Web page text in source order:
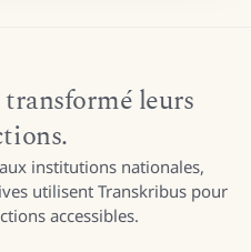
leurs
institutions nationales,
utilisent Transkribus pour
accessibles.